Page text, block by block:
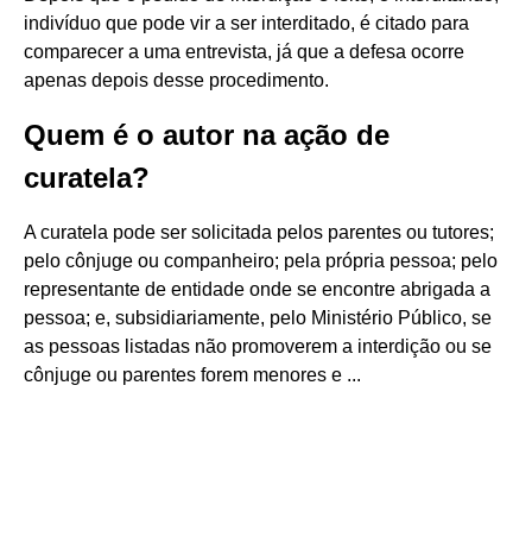
indivíduo que pode vir a ser interditado, é citado para
comparecer a uma entrevista, já que a defesa ocorre
apenas depois desse procedimento.
Quem é o autor na ação de
curatela?
A curatela pode ser solicitada pelos parentes ou tutores;
pelo cônjuge ou companheiro; pela própria pessoa; pelo
representante de entidade onde se encontre abrigada a
pessoa; e, subsidiariamente, pelo Ministério Público, se
as pessoas listadas não promoverem a interdição ou se
cônjuge ou parentes forem menores e ...